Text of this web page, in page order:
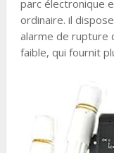
parc électronique
ordinaire. il
alarme de rupture
faible, qui fournit